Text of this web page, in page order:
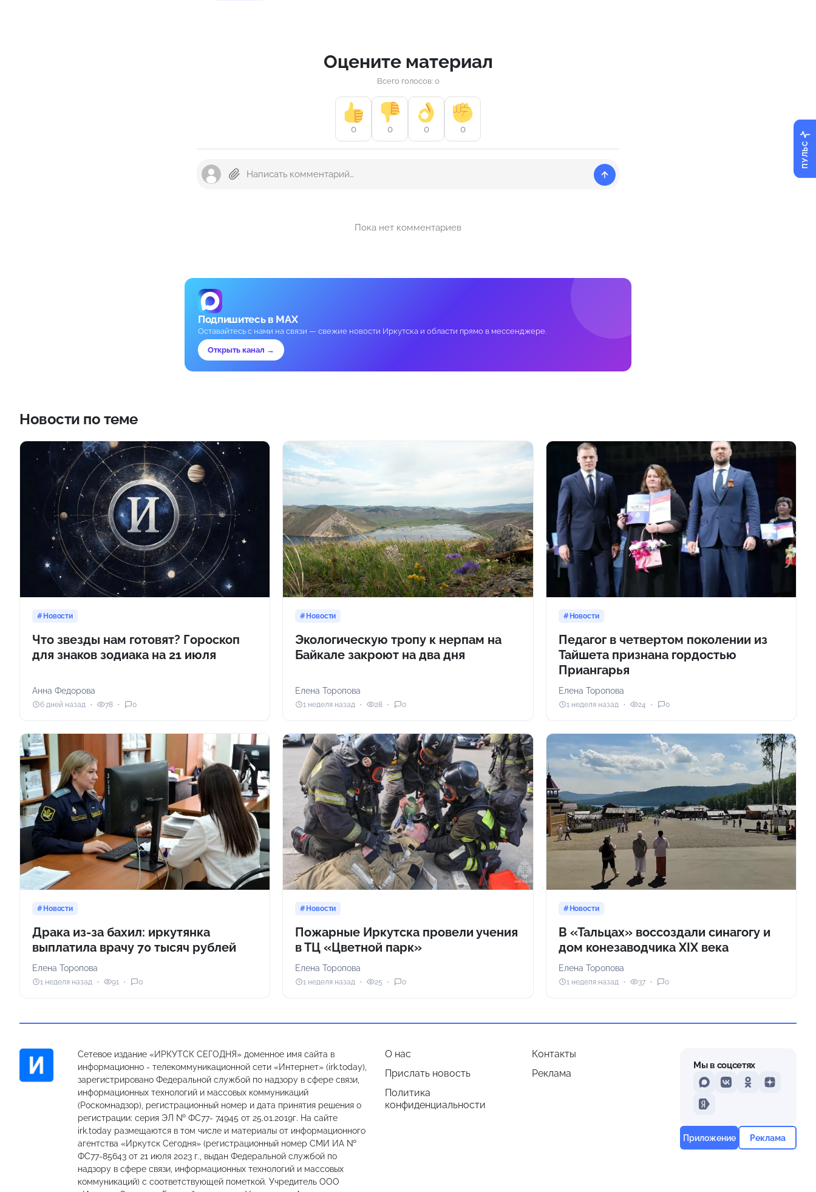
Оцените материал
Всего голосов: 0
0 0 0 0
Пока нет комментариев
Подпишитесь в MAX
Оставайтесь с нами на связи — свежие новости Иркутска и области прямо в мессенджере.
Открыть канал →
Новости по теме
Новости
Что звезды нам готовят? Гороскоп
для знаков зодиака на 21 июля
Анна Федорова
6 дней назад 78 0
Новости
Экологическую тропу к нерпам на
Байкале закроют на два дня
Елена Торопова
1 неделя назад 28 0
Новости
Педагог в четвертом поколении из
Тайшета признана гордостью
Приангарья
Елена Торопова
1 неделя назад 24 0
Новости
Драка из-за бахил: иркутянка
выплатила врачу 70 тысяч рублей
Елена Торопова
1 неделя назад 91 0
Новости
Пожарные Иркутска провели учения
в ТЦ «Цветной парк»
Елена Торопова
1 неделя назад 25 0
Новости
В «Тальцах» воссоздали синагогу и
дом конезаводчика XIX века
Елена Торопова
1 неделя назад 37 0
Сетевое издание «ИРКУТСК СЕГОДНЯ» доменное имя сайта в
информационно - телекоммуникационной сети «Интернет» (irk.today),
зарегистрировано Федеральной службой по надзору в сфере связи,
информационных технологий и массовых коммуникаций
(Роскомнадзор), регистрационный номер и дата принятия решения о
регистрации: серия ЭЛ № ФС77- 74945 от 25.01.2019г. На сайте
irk.today размещаются в том числе и материалы от информационного
агентства «Иркутск Сегодня» (регистрационный номер СМИ ИА №
ФС77-85643 от 21 июля 2023 г., выдан Федеральной службой по
надзору в сфере связи, информационных технологий и массовых
коммуникаций) с соответствующей пометкой. Учредитель ООО
О нас
Контакты
Прислать новость
Реклама
Политика
конфиденциальности
Мы в соцсетях
MAXVKontakteOdnoklassniki
Dzen
Yandex
Приложение Реклама
ПУЛЬС